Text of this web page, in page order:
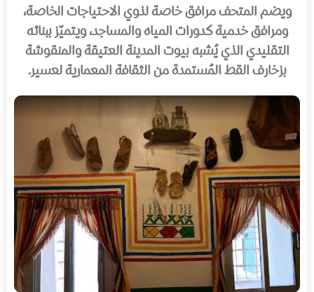
ويضم المتحف مرافق خاصة لذوي الاحتياجات الخاصة،
ومرافق خدمية كدورات المياه والمساجد، ويتميّز ببنائه
التقليدي الذي يُشبه بيوت المدينة العتيقة والمنقوشة
بزخارف القط المُستمدة من الثقافة المعمارية لعسير.